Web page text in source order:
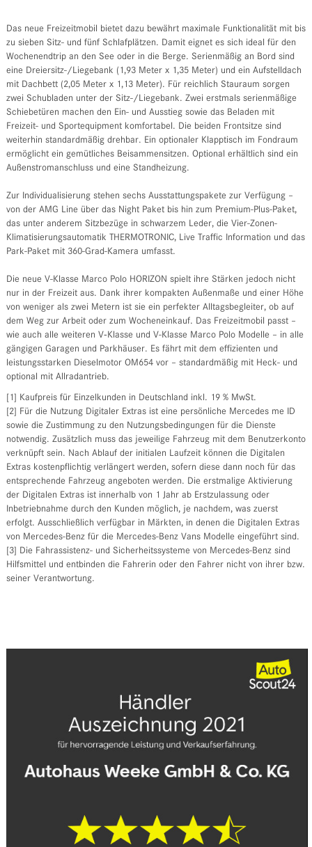
Das neue Freizeitmobil bietet dazu bewährt maximale Funktionalität mit bis
zu sieben Sitz- und fünf Schlafplätzen. Damit eignet es sich ideal für den
Wochenendtrip an den See oder in die Berge. Serienmäßig an Bord sind
eine Dreiersitz-/Liegebank (1,93 Meter x 1,35 Meter) und ein Aufstelldach
mit Dachbett (2,05 Meter x 1,13 Meter). Für reichlich Stauraum sorgen
zwei Schubladen unter der Sitz-/Liegebank. Zwei erstmals serienmäßige
Schiebetüren machen den Ein- und Ausstieg sowie das Beladen mit
Freizeit- und Sportequipment komfortabel. Die beiden Frontsitze sind
weiterhin standardmäßig drehbar. Ein optionaler Klapptisch im Fondraum
ermöglicht ein gemütliches Beisammensitzen. Optional erhältlich sind ein
Außenstromanschluss und eine Standheizung.
Zur Individualisierung stehen sechs Ausstattungspakete zur Verfügung –
von der AMG Line über das Night Paket bis hin zum Premium-Plus-Paket,
das unter anderem Sitzbezüge in schwarzem Leder, die Vier-Zonen-
Klimatisierungsautomatik THERMOTRONIC, Live Traffic Information und das
Park-Paket mit 360-Grad-Kamera umfasst.
Die neue V-Klasse Marco Polo HORIZON spielt ihre Stärken jedoch nicht
nur in der Freizeit aus. Dank ihrer kompakten Außenmaße und einer Höhe
von weniger als zwei Metern ist sie ein perfekter Alltagsbegleiter, ob auf
dem Weg zur Arbeit oder zum Wocheneinkauf. Das Freizeitmobil passt –
wie auch alle weiteren V‑Klasse und V-Klasse Marco Polo Modelle – in alle
gängigen Garagen und Parkhäuser. Es fährt mit dem effizienten und
leistungsstarken Dieselmotor OM654 vor – standardmäßig mit Heck- und
optional mit Allradantrieb.
[1] Kaufpreis für Einzelkunden in Deutschland inkl. 19 % MwSt.
[2] Für die Nutzung Digitaler Extras ist eine persönliche Mercedes me ID
sowie die Zustimmung zu den Nutzungsbedingungen für die Dienste
notwendig. Zusätzlich muss das jeweilige Fahrzeug mit dem Benutzerkonto
verknüpft sein. Nach Ablauf der initialen Laufzeit können die Digitalen
Extras kostenpflichtig verlängert werden, sofern diese dann noch für das
entsprechende Fahrzeug angeboten werden. Die erstmalige Aktivierung
der Digitalen Extras ist innerhalb von 1 Jahr ab Erstzulassung oder
Inbetriebnahme durch den Kunden möglich, je nachdem, was zuerst
erfolgt. Ausschließlich verfügbar in Märkten, in denen die Digitalen Extras
von Mercedes-Benz für die Mercedes-Benz Vans Modelle eingeführt sind.
[3] Die Fahrassistenz- und Sicherheitssysteme von Mercedes-Benz sind
Hilfsmittel und entbinden die Fahrerin oder den Fahrer nicht von ihrer bzw.
seiner Verantwortung.